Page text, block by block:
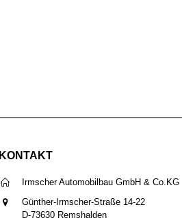
KONTAKT
Irmscher Automobilbau GmbH & Co.KG
Günther-Irmscher-Straße 14-22
D-73630 Remshalden